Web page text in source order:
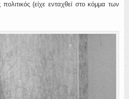
(είχε ενταχθεί στο κόμμα των